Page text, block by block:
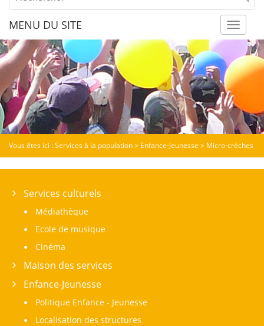
MENU DU SITE
Vous êtes ici :Services à la population> Enfance-Jeunesse > Micro-crèches
Services culturels
Médiathèque
Ecole de musique
Cinéma
Maison des services
Enfance-Jeunesse
Politique Enfance - Jeunesse
Localisation des structures